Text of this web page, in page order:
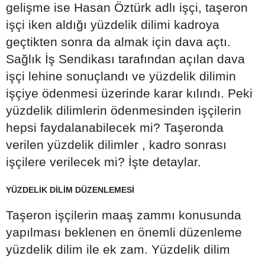
gelişme ise Hasan Öztürk adlı işçi, taşeron
işçi iken aldığı yüzdelik dilimi kadroya
geçtikten sonra da almak için dava açtı.
Sağlık İş Sendikası tarafından açılan dava
işçi lehine sonuçlandı ve yüzdelik dilimin
işçiye ödenmesi üzerinde karar kılındı. Peki
yüzdelik dilimlerin ödenmesinden işçilerin
hepsi faydalanabilecek mi? Taşeronda
verilen yüzdelik dilimler , kadro sonrası
işçilere verilecek mi? İşte detaylar.
YÜZDELİK DİLİM DÜZENLEMESİ
Taşeron işçilerin maaş zammı konusunda
yapılması beklenen en önemli düzenleme
yüzdelik dilim ile ek zam. Yüzdelik dilim